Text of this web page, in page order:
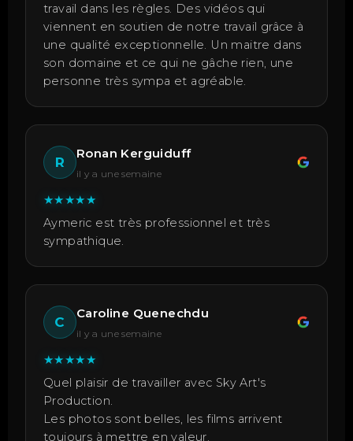
travail dans les règles. Des vidéos qui
viennent en soutien de notre travail grâce à
une qualité exceptionnelle. Un maitre dans
son domaine et ce qui ne gâche rien, une
personne très sympa et agréable.
R
Ronan Kerguiduff
il y a une semaine
★★★★★
Aymeric est très professionnel et très
sympathique.
C
Caroline Quenechdu
il y a une semaine
★★★★★
Quel plaisir de travailler avec Sky Art's
Production.
Les photos sont belles, les films arrivent
toujours à mettre en valeur.